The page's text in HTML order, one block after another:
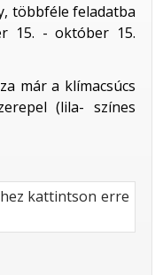
többféle feladatba
15. - október 15.
már a klímacsúcs
(lila- színes
kattintson erre